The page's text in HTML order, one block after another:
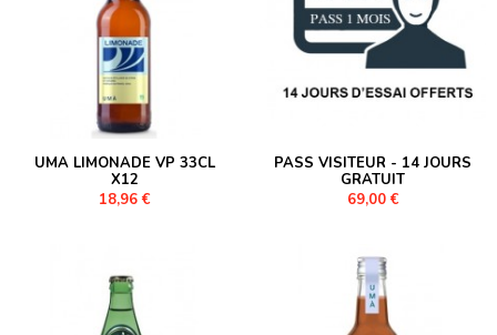
UMA LIMONADE VP 33CL
X12
18,96 €
PASS VISITEUR - 14 JOURS
GRATUIT
69,00 €